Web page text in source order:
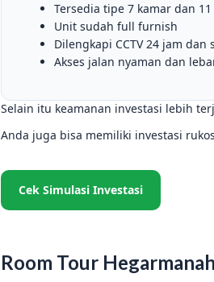
Tersedia tipe 7 kamar dan
Unit sudah full furnish
Dilengkapi CCTV 24 jam dan
Akses jalan nyaman dan
Selain itu keamanan investasi lebih
Anda juga bisa memiliki investasi
Cek Simulasi Investasi
Room Tour